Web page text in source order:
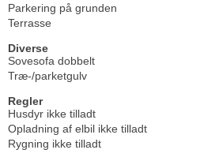
Parkering på grunden
Terrasse
Diverse
Sovesofa dobbelt
Træ-/parketgulv
Regler
Husdyr ikke tilladt
Opladning af elbil ikke tilladt
Rygning ikke tilladt